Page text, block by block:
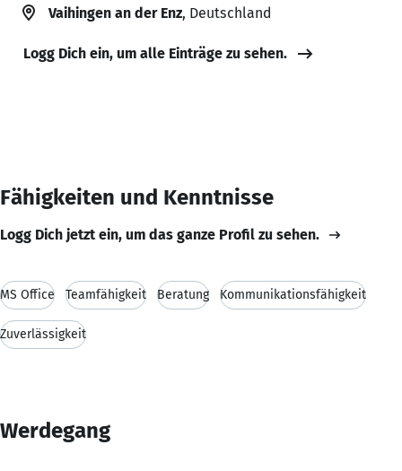
Vaihingen an der Enz, Deutschland
Logg Dich ein, um alle Einträge zu sehen.
Fähigkeiten und Kenntnisse
Logg Dich jetzt ein, um das ganze Profil zu sehen.
MS Office Teamfähigkeit Beratung Kommunikationsfähigkeit
Zuverlässigkeit
Werdegang